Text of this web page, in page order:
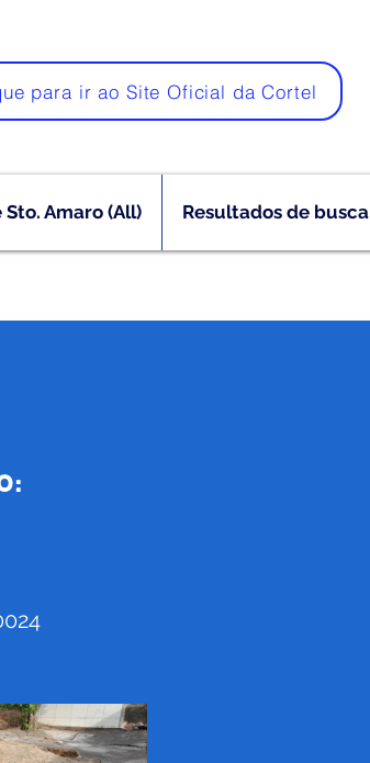
para ir ao Site Oficial da Cortel
Sto. Amaro (All) Resultados de busca